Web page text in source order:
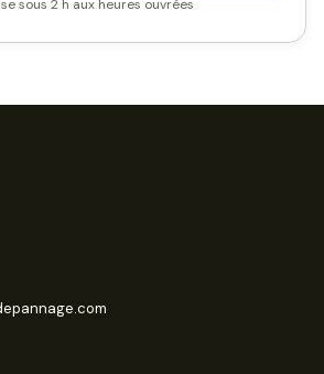
sous 2 h aux heures ouvrées